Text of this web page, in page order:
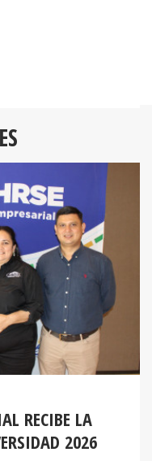
RECIBE LA
2026